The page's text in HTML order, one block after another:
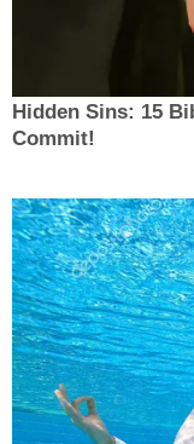
Hidden Sins: 15
Commit!